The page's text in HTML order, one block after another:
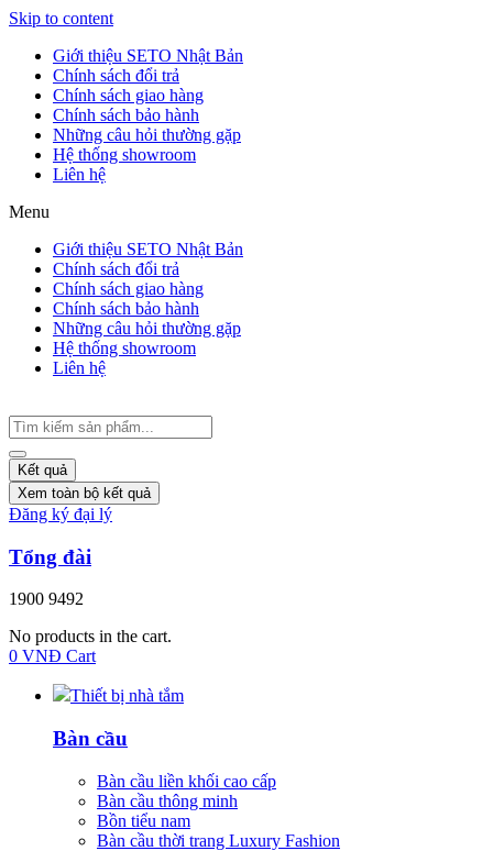
Skip to content
Giới thiệu SETO Nhật Bản
Chính sách đổi trả
Chính sách giao hàng
Chính sách bảo hành
Những câu hỏi thường gặp
Hệ thống showroom
Liên hệ
Menu
Giới thiệu SETO Nhật Bản
Chính sách đổi trả
Chính sách giao hàng
Chính sách bảo hành
Những câu hỏi thường gặp
Hệ thống showroom
Liên hệ
Kết quả
Xem toàn bộ kết quả
Đăng ký đại lý
Tổng đài
1900 9492
No products in the cart.
0 VNĐ Cart
Thiết bị nhà tắm
Bàn cầu
Bàn cầu liền khối cao cấp
Bàn cầu thông minh
Bồn tiểu nam
Bàn cầu thời trang Luxury Fashion